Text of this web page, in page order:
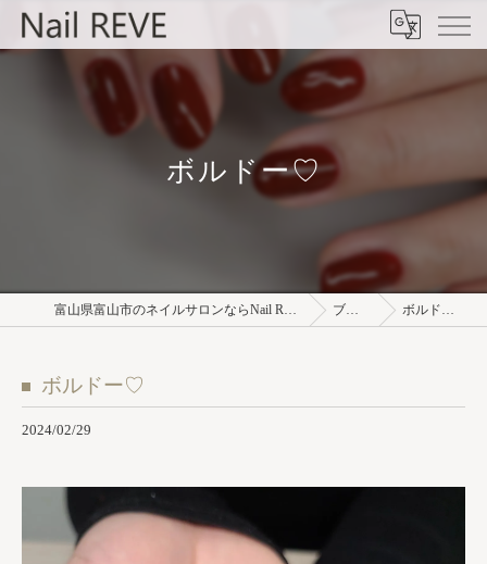
ボルドー♡
富山県富山市のネイルサロンならNail REVE ブログ ボルドー♡
ボルドー♡
2024/02/29